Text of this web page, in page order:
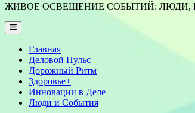
ЖИВОЕ ОСВЕЩЕНИЕ СОБЫТИЙ: ЛЮДИ,
Main
Menu
Главная
Деловой Пульс
Дорожный Ритм
Здоровье+
Инновации в Деле
Люди и События